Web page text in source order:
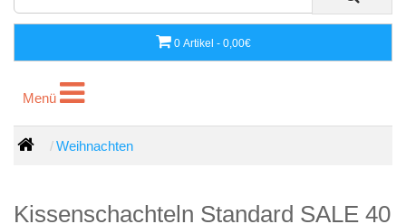
0 Artikel - 0,00€
Menü
Menü
Weihnachten
Kissenschachteln Standard SALE 40